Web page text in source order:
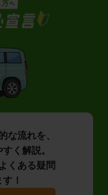
な流れを、
く解説。
くある疑問
！